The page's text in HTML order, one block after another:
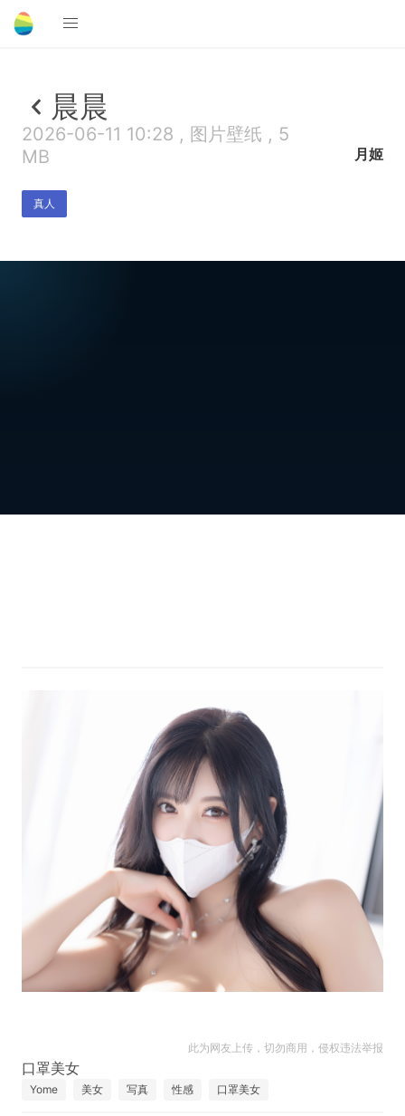
晨晨
2026-06-11 10:28 , 图片壁纸 , 5
MB
真人
月姬
此为网友上传，切勿商用，侵权违法举报
Yome 美女 写真 性感 口罩美女